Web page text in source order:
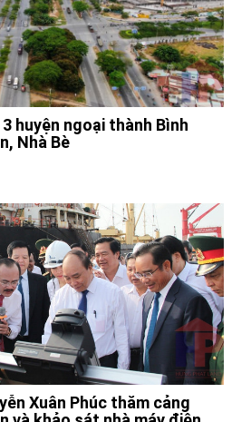
huyện ngoại thành Bình
Nhà Bè
Xuân Phúc thăm cảng